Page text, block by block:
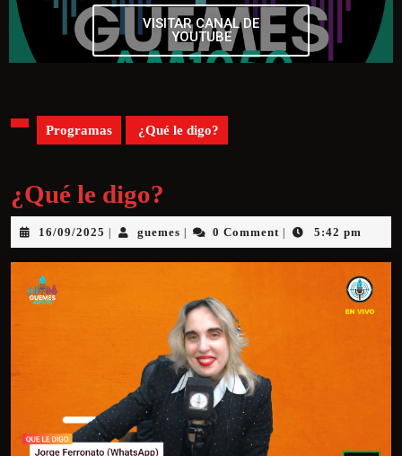
VISITAR CANAL DE
YOUTUBE
Programas ¿Qué le digo?
¿Qué le digo?
16/09/2025 guemes 0 Comment 5:42 pm